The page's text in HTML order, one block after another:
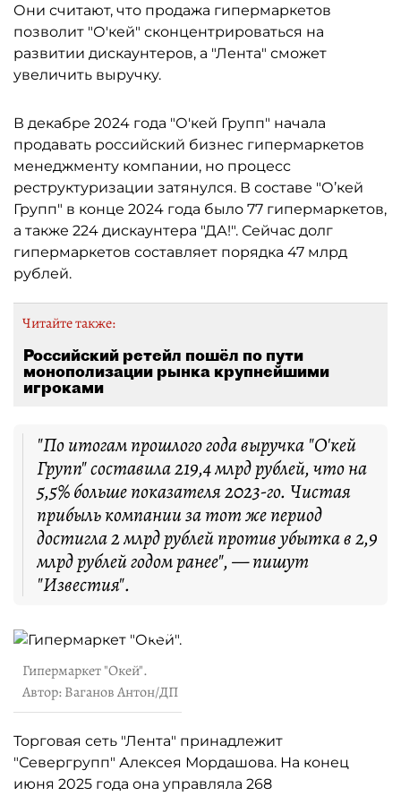
Они считают, что продажа гипермаркетов
позволит "О'кей" сконцентрироваться на
развитии дискаунтеров, а "Лента" сможет
увеличить выручку.
В декабре 2024 года "О'кей Групп" начала
продавать российский бизнес гипермаркетов
менеджменту компании, но процесс
реструктуризации затянулся. В составе "О’кей
Групп" в конце 2024 года было 77 гипермаркетов,
а также 224 дискаунтера "ДА!". Сейчас долг
гипермаркетов составляет порядка 47 млрд
рублей.
Читайте также:
Российский ретейл пошёл по пути
монополизации рынка крупнейшими
игроками
"По итогам прошлого года выручка "О'кей
Групп" составила 219,4 млрд рублей, что на
5,5% больше показателя 2023-го. Чистая
прибыль компании за тот же период
достигла 2 млрд рублей против убытка в 2,9
млрд рублей годом ранее", — пишут
"Известия".
Гипермаркет "Окей".
Автор: Ваганов Антон/ДП
Торговая сеть "Лента" принадлежит
"Севергрупп" Алексея Мордашова. На конец
июня 2025 года она управляла 268